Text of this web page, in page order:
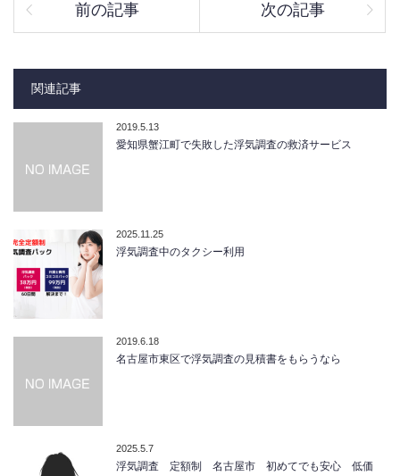
前の記事 次の記事
関連記事
2019.5.13
愛知県蟹江町で失敗した浮気調査の救済サービス
2025.11.25
浮気調査中のタクシー利用
2019.6.18
名古屋市東区で浮気調査の見積書をもらうなら
2025.5.7
浮気調査 定額制 名古屋市 初めてでも安心 低価